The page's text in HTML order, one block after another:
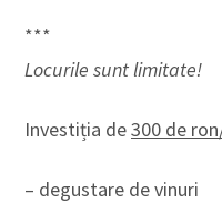
***
Locurile sunt limitate!
Investiția de300 de
– degustare de vinuri